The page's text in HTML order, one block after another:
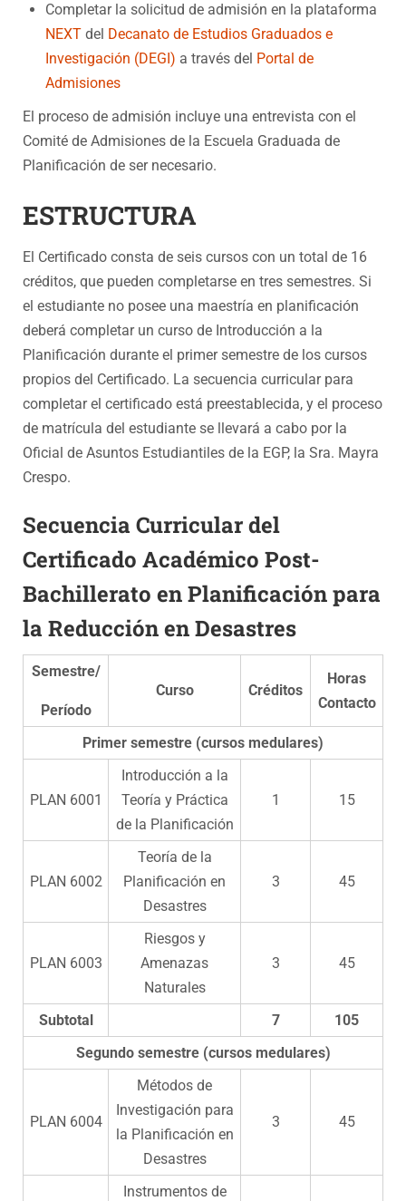
Completar la solicitud de admisión en la plataforma
NEXT del Decanato de Estudios Graduados e
Investigación (DEGI) a través del Portal de
Admisiones
El proceso de admisión incluye una entrevista con el
Comité de Admisiones de la Escuela Graduada de
Planificación de ser necesario.
ESTRUCTURA
El Certificado consta de seis cursos con un total de 16
créditos, que pueden completarse en tres semestres. Si
el estudiante no posee una maestría en planificación
deberá completar un curso de Introducción a la
Planificación durante el primer semestre de los cursos
propios del Certificado. La secuencia curricular para
completar el certificado está preestablecida, y el proceso
de matrícula del estudiante se llevará a cabo por la
Oficial de Asuntos Estudiantiles de la EGP, la Sra. Mayra
Crespo.
Secuencia Curricular del
Certificado Académico Post-
Bachillerato en Planificación para
la Reducción en Desastres
Semestre/
Período
Curso Créditos
Horas
Contacto
Primer semestre (cursos medulares)
PLAN 6001
Introducción a la
Teoría y Práctica
de la Planificación
1 15
PLAN 6002
Teoría de la
Planificación en
Desastres
3 45
PLAN 6003
Riesgos y
Amenazas
Naturales
3 45
Subtotal 7
105
Segundo semestre (cursos medulares)
PLAN 6004
Métodos de
Investigación para
la Planificación en
Desastres
3 45
Instrumentos de